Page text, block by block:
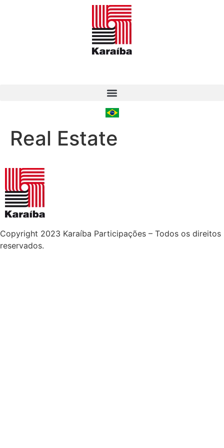
Real Estate
Copyright 2023 Karaíba Participações – Todos os direitos
reservados.